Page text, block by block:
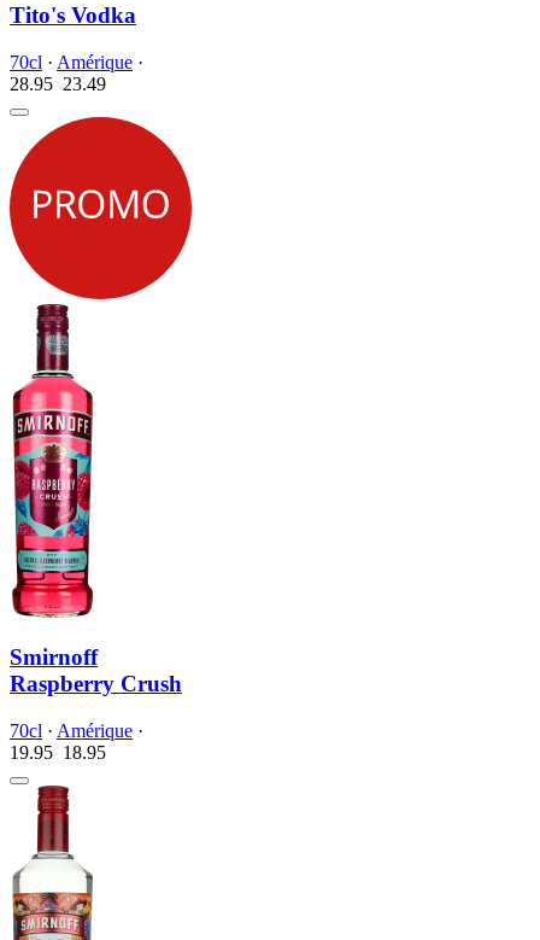
Tito's Vodka
70cl · Amérique ·
28.95 23.49
Smirnoff
Raspberry Crush
70cl · Amérique ·
19.95 18.95